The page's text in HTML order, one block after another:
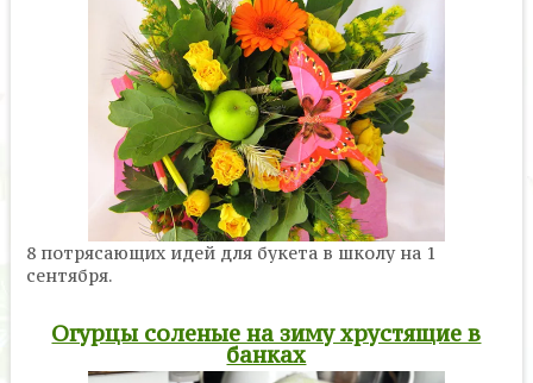
8 потрясающих идей для букета в школу на 1
сентября.
Огурцы соленые на зиму хрустящие в
банках